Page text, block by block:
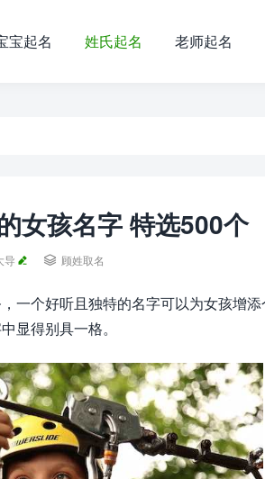
宝起名 姓氏起名 老师起名
女孩名字 特选500个
导  顾姓取名
一个好听且独特的名字可以为女孩增
显得别具一格。